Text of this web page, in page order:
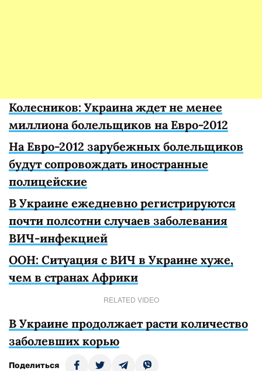
Колесников: Украина ждет не менее
миллиона болельщиков на Евро-2012
На Евро-2012 зарубежных болельщиков
будут сопровождать иностранные
полицейские
В Украине ежедневно регистрируются
почти полсотни случаев заболевания
ВИЧ-инфекцией
ООН: Ситуация с ВИЧ в Украине хуже,
чем в странах Африки
RELATED VIDEO
В Украине продолжает расти количество
заболевших корью
Поделиться